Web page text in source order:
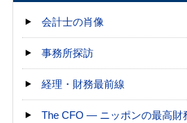
会計士の肖像
事務所探訪
経理・財務最前線
The CFO ― ニッポンの最高